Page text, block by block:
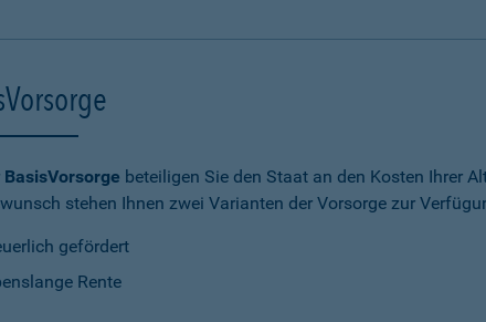
BasisVorsorge beteiligen Sie den Staat an den Kosten Ihrer
stehen Ihnen zwei Varianten der Vorsorge zur
gefördert
Rente